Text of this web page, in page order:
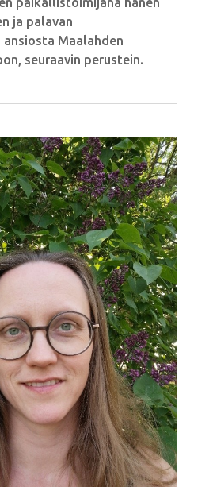
ja palavan
Maalahden
seuraavin perustein.